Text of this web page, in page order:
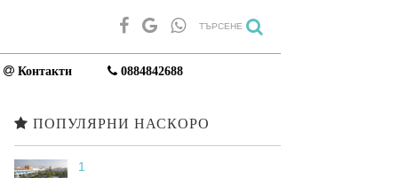
ТЪРСЕНЕ
Контакти 0884842688
ПОПУЛЯРНИ НАСКОРО
1